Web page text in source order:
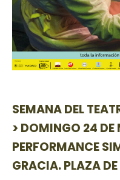
SEMANA DEL
> DOMINGO 24
PERFORMANCE
GRACIA. PLAZA